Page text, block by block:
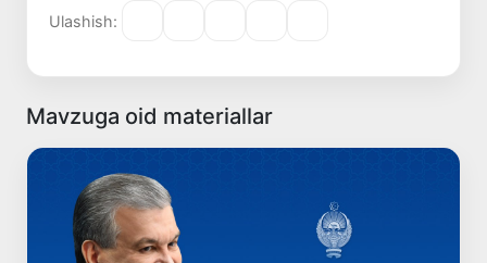
Ulashish:
Mavzuga oid materiallar